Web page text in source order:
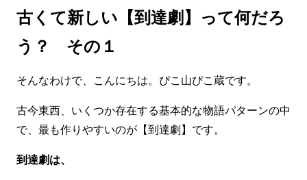
古くて新しい【到達劇】って何だろ
う？ その１
そんなわけで、こんにちは。ぴこ山ぴこ蔵です。
古今東西、いくつか存在する基本的な物語パターンの中
で、最も作りやすいのが【到達劇】です。
到達劇は、